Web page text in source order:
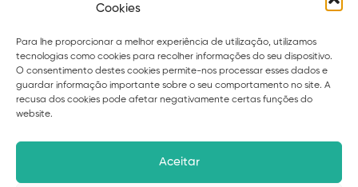
Cookies
Para lhe proporcionar a melhor experiência de utilização, utilizamos
tecnologias como cookies para recolher informações do seu dispositivo.
O consentimento destes cookies permite-nos processar esses dados e
guardar informação importante sobre o seu comportamento no site. A
recusa dos cookies pode afetar negativamente certas funções do
website.
Aceitar
Explora
Sobre Serviços